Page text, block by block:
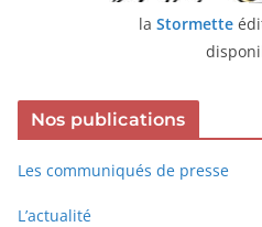
la Stormette
Nos publications
Les communiqués de presse
L’actualité